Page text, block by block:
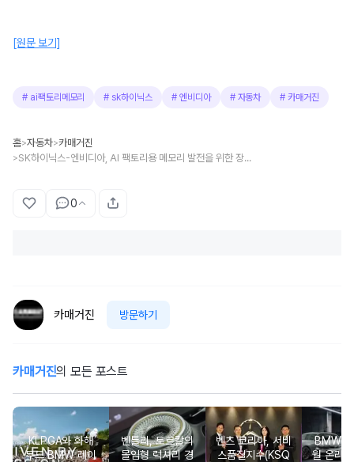
[원문 보기]
# ai팩토리메모리 # sk하이닉스 # 엔비디아 # 자동차 # 카매거진
홈>자동차>카매거진
> SK하이닉스-엔비디아, AI 팩토리용 메모리 발전을 위한 장기 기술 파트너십 발표
0
카매거진 방문하기
카매거진의 모든 포스트
KLPGA와 화해
무드 BMW 레이
벤틀리, 토르칼의
몰입형 럭셔리 경
벤츠 코리아, 서비
스품질지수(KSQ
BMW
월 온라